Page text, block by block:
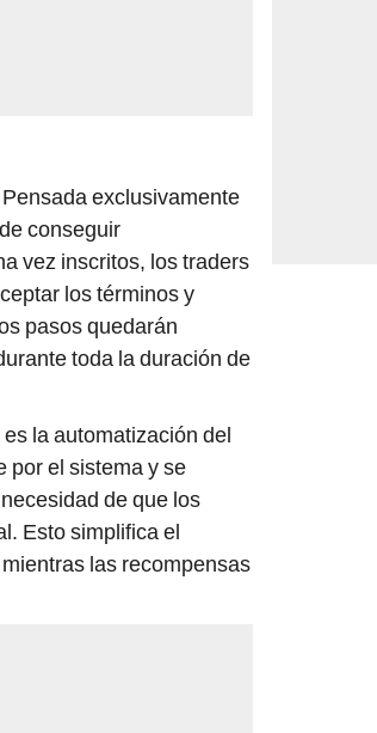
exclusivamente
conseguir
vez inscritos, los traders
los términos y
pasos quedarán
toda la duración de
la automatización del
por el sistema y se
de que los
Esto simplifica el
mientras las recompensas